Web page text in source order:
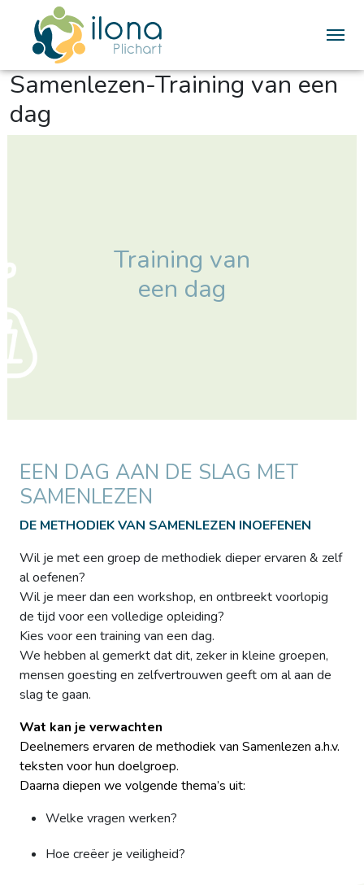
Samenlezen-Training van een
dag
Training van
een dag
EEN DAG AAN DE SLAG MET
SAMENLEZEN
DE METHODIEK VAN SAMENLEZEN INOEFENEN
Wil je met een groep de methodiek dieper ervaren & zelf
al oefenen?
Wil je meer dan een workshop, en ontbreekt voorlopig
de tijd voor een volledige opleiding?
Kies voor een training van een dag.
We hebben al gemerkt dat dit, zeker in kleine groepen,
mensen goesting en zelfvertrouwen geeft om al aan de
slag te gaan.
Wat kan je verwachten
Deelnemers ervaren de methodiek van Samenlezen a.h.v.
teksten voor hun doelgroep.
Daarna diepen we volgende thema’s uit:
Welke vragen werken?
Hoe creëer je veiligheid?